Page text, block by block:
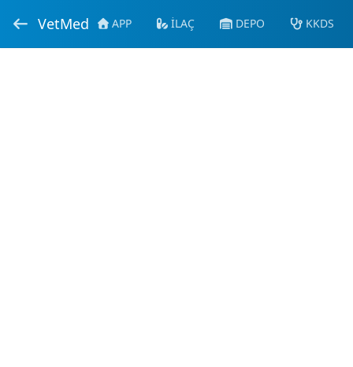
VetMed APP İLAÇ DEPO KKDS